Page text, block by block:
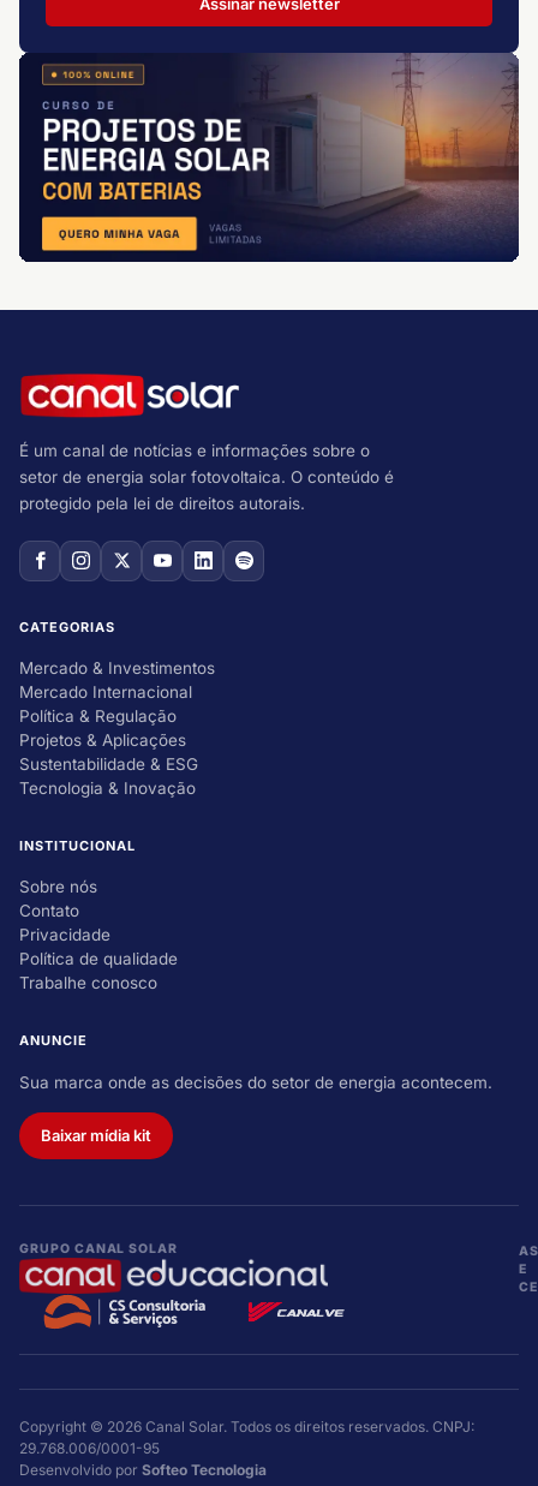
Assinar newsletter
É um canal de notícias e informações sobre o
setor de energia solar fotovoltaica. O conteúdo é
protegido pela lei de direitos autorais.
CATEGORIAS
Mercado & Investimentos
Mercado Internacional
Política & Regulação
Projetos & Aplicações
Sustentabilidade & ESG
Tecnologia & Inovação
INSTITUCIONAL
Sobre nós
Contato
Privacidade
Política de qualidade
Trabalhe conosco
ANUNCIE
Sua marca onde as decisões do setor de energia acontecem.
Baixar mídia kit
GRUPO CANAL SOLAR
E
Copyright © 2026 Canal Solar. Todos os direitos reservados. CNPJ:
29.768.006/0001-95
Desenvolvido por Softeo Tecnologia